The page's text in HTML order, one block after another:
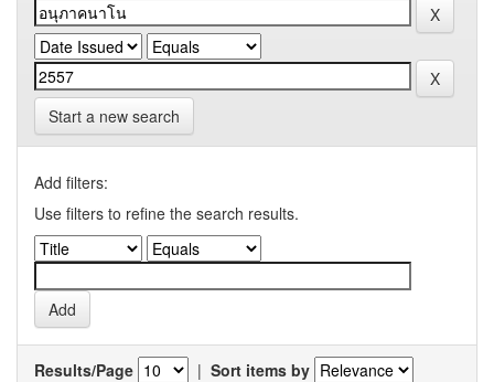
Start a new search
Add filters:
Use filters to refine the search results.
Results/Page | Sort items by